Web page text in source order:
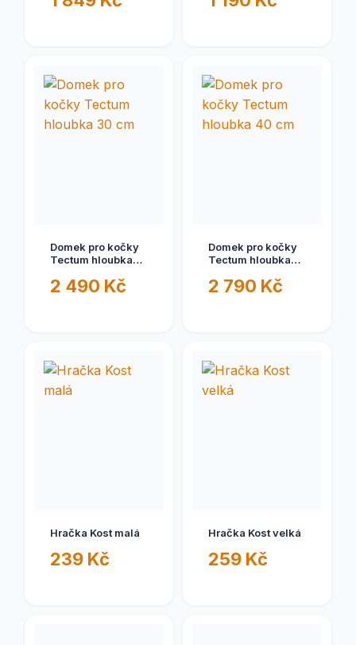
Domek pro kočky
Tectum hloubka
2 490 Kč
Domek pro kočky
Tectum hloubka
2 790 Kč
Hračka Kost malá
239 Kč
Hračka Kost velká
259 Kč